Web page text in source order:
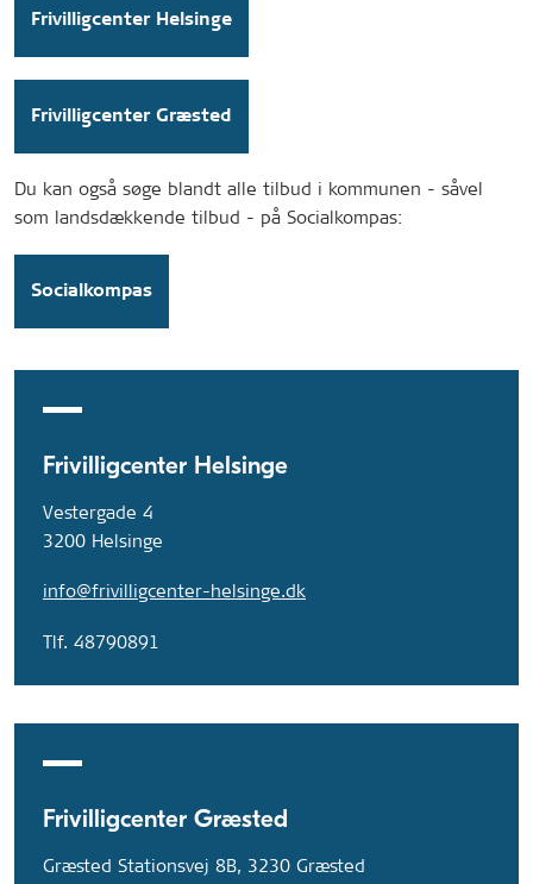
Frivilligcenter Helsinge
Frivilligcenter Græsted
Du kan også søge blandt alle tilbud i kommunen - såvel
som landsdækkende tilbud - på Socialkompas:
Socialkompas
Frivilligcenter Helsinge
Vestergade 4
3200 Helsinge
info@frivilligcenter-helsinge.dk
Tlf. 48790891
Frivilligcenter Græsted
Græsted Stationsvej 8B, 3230 Græsted